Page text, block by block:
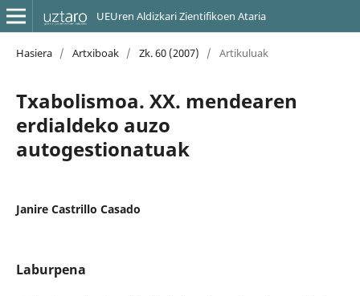
UEUren Aldizkari Zientifikoen Ataria
Hasiera / Artxiboak / Zk. 60 (2007) / Artikuluak
Txabolismoa. XX. mendearen
erdialdeko auzo
autogestionatuak
Janire Castrillo Casado
Laburpena